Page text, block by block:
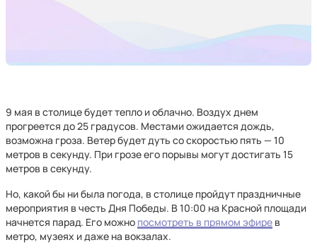
9 мая в столице будет тепло и облачно. Воздух днем
прогреется до 25 градусов. Местами ожидается дождь,
возможна гроза. Ветер будет дуть со скоростью пять — 10
метров в секунду. При грозе его порывы могут достигать 15
метров в секунду.
Но, какой бы ни была погода, в столице пройдут праздничные
мероприятия в честь Дня Победы. В 10:00 на Красной площади
начнется парад. Его можно посмотреть в прямом эфире в
метро, музеях и даже на вокзалах.